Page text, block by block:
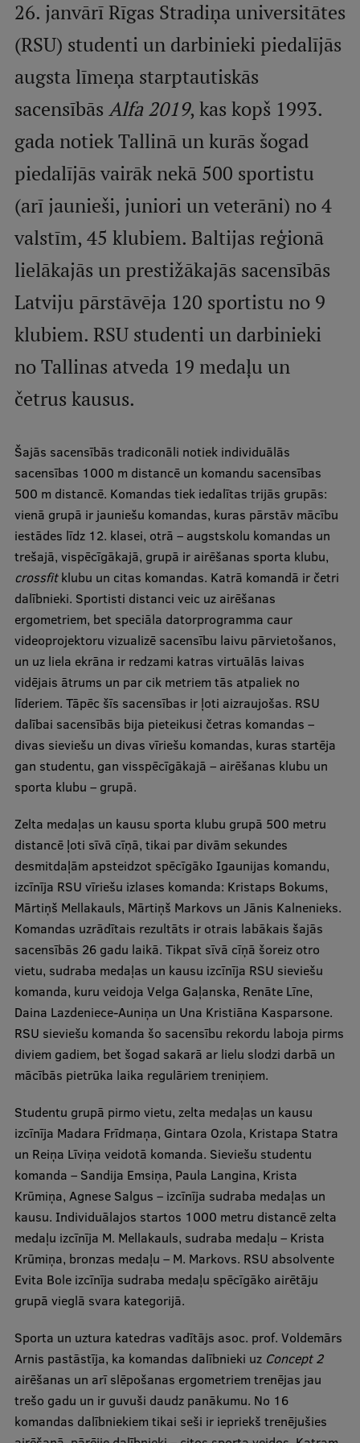
Studentu dzīve
Studiju norises vietas
Fakultātes
Mūsu cilvēki
Stratēģija
Struktūra
Vēsture un tradīcijas
Reitingi
Virtuālā tūre
Ilgtspējīga attīstība
Studiju un vides pieejamība
Dati par 2025. gadu
Suvenīri un grāmatas
Mūžizglītība
Ētikas un līdztiesības mācības
Atvērtā universitāte
Sagatavošanas kursi
Profesionālās pilnveides kursi
ESF kvalifikācijas celšanas kursi
Pedagoģiskās izaugsmes centrs
Kvalifikācijas atbilstības pārbaude
Pētniecība
Zinātniskie institūti un laboratorijas
RSU zinātnes portāls
Zinātnes ietekme
Pētniecības platformas
Doktorantūras skola
Pētniecības pakalpojumi
Pētniecības projekti
Zinātnieku brokastis
Vertikāli integrētie projekti
Zinātniskās konferences
Inovāciju centrs
26. janvārī Rīgas Stradiņa universitātes
(RSU) studenti un darbinieki piedalījās
augsta līmeņa starptautiskās
sacensībās Alfa 2019, kas kopš 1993.
gada notiek Tallinā un kurās šogad
piedalījās vairāk nekā 500 sportistu
(arī jaunieši, juniori un veterāni) no 4
valstīm, 45 klubiem. Baltijas reģionā
lielākajās un prestižākajās sacensībās
Latviju pārstāvēja 120 sportistu no 9
klubiem. RSU studenti un darbinieki
no Tallinas atveda 19 medaļu un
četrus kausus.
Šajās sacensībās tradiconāli notiek individuālās
sacensības 1000 m distancē un komandu sacensības
500 m distancē. Komandas tiek iedalītas trijās grupās:
vienā grupā ir jauniešu komandas, kuras pārstāv mācību
iestādes līdz 12. klasei, otrā – augstskolu komandas un
trešajā, vispēcīgākajā, grupā ir airēšanas sporta klubu,
crossfitklubu un citas komandas. Katrā komandā ir četri
dalībnieki. Sportisti distanci veic uz airēšanas
ergometriem, bet speciāla datorprogramma caur
videoprojektoru vizualizē sacensību laivu pārvietošanos,
un uz liela ekrāna ir redzami katras virtuālās laivas
vidējais ātrums un par cik metriem tās atpaliek no
līderiem. Tāpēc šīs sacensības ir ļoti aizraujošas. RSU
dalībai sacensībās bija pieteikusi četras komandas –
divas sieviešu un divas vīriešu komandas, kuras startēja
gan studentu, gan visspēcīgākajā – airēšanas klubu un
sporta klubu – grupā.
Zelta medaļas un kausu sporta klubu grupā 500 metru
distancē ļoti sīvā cīņā, tikai par divām sekundes
desmitdaļām apsteidzot spēcīgāko Igaunijas komandu,
izcīnīja RSU vīriešu izlases komanda: Kristaps Bokums,
Mārtiņš Mellakauls, Mārtiņš Markovs un Jānis Kalnenieks.
Komandas uzrādītais rezultāts ir otrais labākais šajās
sacensībās 26 gadu laikā. Tikpat sīvā cīņā šoreiz otro
vietu, sudraba medaļas un kausu izcīnīja RSU sieviešu
komanda, kuru veidoja Velga Gaļanska, Renāte Līne,
Daina Lazdeniece-Auniņa un Una Kristiāna Kasparsone.
RSU sieviešu komanda šo sacensību rekordu laboja pirms
diviem gadiem, bet šogad sakarā ar lielu slodzi darbā un
mācībās pietrūka laika regulāriem treniņiem.
Studentu grupā pirmo vietu, zelta medaļas un kausu
izcīnīja Madara Frīdmaņa, Gintara Ozola, Kristapa Statra
un Reiņa Līviņa veidotā komanda. Sieviešu studentu
komanda – Sandija Emsiņa, Paula Langina, Krista
Krūmiņa, Agnese Salgus – izcīnīja sudraba medaļas un
kausu. Individuālajos startos 1000 metru distancē zelta
medaļu izcīnīja M. Mellakauls, sudraba medaļu – Krista
Krūmiņa, bronzas medaļu – M. Markovs. RSU absolvente
Evita Bole izcīnīja sudraba medaļu spēcīgāko airētāju
grupā vieglā svara kategorijā.
Sporta un uztura katedras vadītājs asoc. prof. Voldemārs
Arnis pastāstīja, ka komandas dalībnieki uz Concept 2
airēšanas un arī slēpošanas ergometriem trenējas jau
trešo gadu un ir guvuši daudz panākumu. No 16
komandas dalībniekiem tikai seši ir iepriekš trenējušies